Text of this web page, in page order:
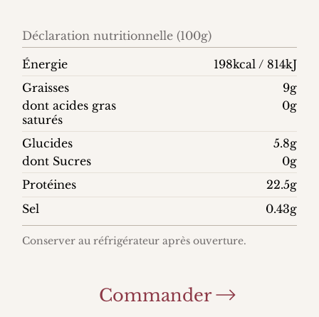
Déclaration nutritionnelle (100g)
Énergie
198kcal / 814kJ
Graisses
9g
dont acides gras
saturés
0g
Glucides
5.8g
dont Sucres
0g
Protéines
22.5g
Sel
0.43g
Conserver au réfrigérateur après ouverture.
Commander